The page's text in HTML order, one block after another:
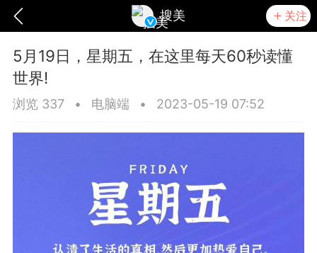
搜美 关注
5月19日，星期五，在这里每天60秒读懂
世界!
浏览 337 • 电脑端 • 2023-05-19 07:52